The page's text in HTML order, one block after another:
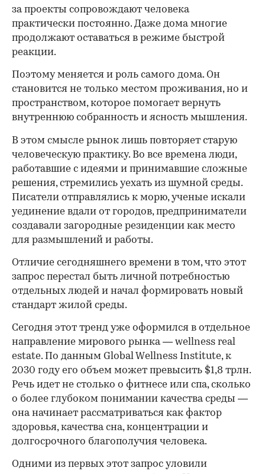
за проекты сопровождают человека
практически постоянно. Даже дома многие
продолжают оставаться в режиме быстрой
реакции.
Поэтому меняется и роль самого дома. Он
становится не только местом проживания, но и
пространством, которое помогает вернуть
внутреннюю собранность и ясность мышления.
В этом смысле рынок лишь повторяет старую
человеческую практику. Во все времена люди,
работавшие с идеями и принимавшие сложные
решения, стремились уехать из шумной среды.
Писатели отправлялись к морю, ученые искали
уединение вдали от городов, предприниматели
создавали загородные резиденции как место
для размышлений и работы.
Отличие сегодняшнего времени в том, что этот
запрос перестал быть личной потребностью
отдельных людей и начал формировать новый
стандарт жилой среды.
Сегодня этот тренд уже оформился в отдельное
направление мирового рынка — wellness real
estate. По данным Global Wellness Institute, к
2030 году его объем может превысить $1,8 трлн.
Речь идет не столько о фитнесе или спа, сколько
о более глубоком понимании качества среды —
она начинает рассматриваться как фактор
здоровья, качества сна, концентрации и
долгосрочного благополучия человека.
Одними из первых этот запрос уловили